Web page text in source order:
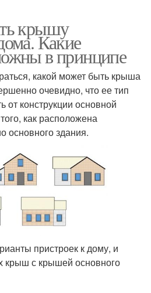
крышу
Какие
в принципе
какой может быть крыша
очевидно, что ее тип
от конструкции основной
как расположена
основного здания.
пристроек к дому, и
крыш с крышей основного